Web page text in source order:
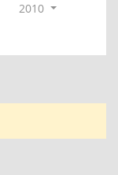
2010